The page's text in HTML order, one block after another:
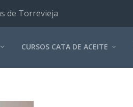
de Torrevieja
CURSOS CATA DE ACEITE